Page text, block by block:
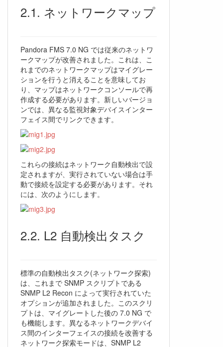
ネットワークマップ
Pandora FMS 7.0 NG では従来のネットワ
ークマップが改善されました。これは、こ
れまでのネットワークマップはマイグレー
ションを行うと消えることを意味してお
り、マップはネットワークコンソールで再
作成する必要があります。新しいバージョ
ンでは、異なる監視対象デバイスインター
フェイス間でリンクできます。
これらの接続はネットワーク自動検出で設
定されますが、実行されていない場合は手
動で接続を設定する必要があります。それ
には、次のようにします。
L2 自動検出タスク
標準の自動検出タスク(ネットワーク探索)
は、これまで SNMP スクリプトである
SNMP L2 Recon によって実行されていた
オプションが追加されました。このスクリ
プトは、マイグレートした後の 7.0 NG で
も機能します。異なるネットワークデバイ
ス間のインターフェイスの接続を改善する
ネットワーク探索モードは、SNMP L2